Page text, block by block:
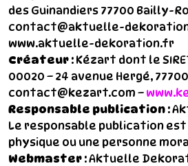
des Guinandiers 77700 Bailly-
contact@aktuelle-
www.aktuelle-dekoration.fr
Créateur : Kézart dont le
00020 – 24 avenue Hergé, 77700
contact@kezart.com –
Responsable publication :
Le responsable publication est
physique ou une personne
Webmaster : Aktuelle